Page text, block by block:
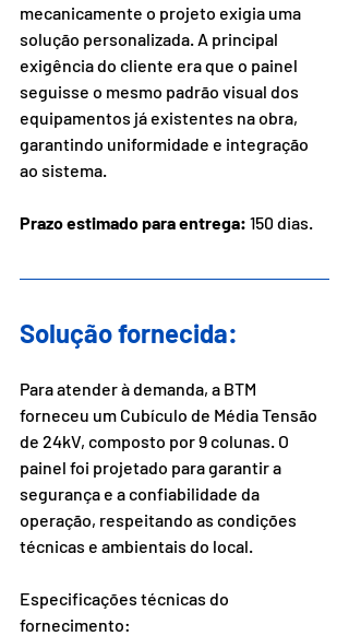
mecanicamente o projeto exigia uma
solução personalizada. A principal
exigência do cliente era que o painel
seguisse o mesmo padrão visual dos
equipamentos já existentes na obra,
garantindo uniformidade e integração
ao sistema.
Prazo estimado para entrega: 150 dias.
Solução fornecida:
Para atender à demanda, a BTM
forneceu um Cubículo de Média Tensão
de 24kV, composto por 9 colunas. O
painel foi projetado para garantir a
segurança e a confiabilidade da
operação, respeitando as condições
técnicas e ambientais do local.
Especificações técnicas do
fornecimento: